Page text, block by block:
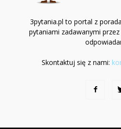
3pytania.pl to portal z
pytaniami zadawanymi
Skontaktuj się z nami: